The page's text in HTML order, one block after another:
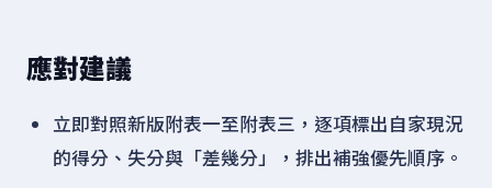
應對建議
立即對照新版附表一至附表三，逐項標出自家現況
的得分、失分與「差幾分」，排出補強優先順序。